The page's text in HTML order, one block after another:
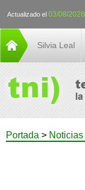
Actualizado el 03/08/2026
Silvia Leal
Portada > Noticias